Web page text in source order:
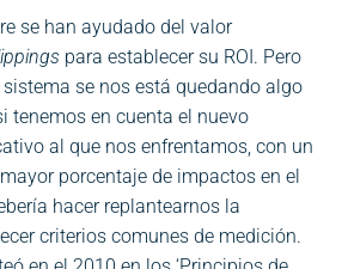
se han ayudado del valor
para establecer su ROI. Pero
sistema se nos está quedando algo
tenemos en cuenta el nuevo
al que nos enfrentamos, con un
porcentaje de impactos en el
hacer replantearnos la
criterios comunes de medición.